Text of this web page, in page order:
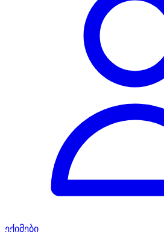
ექიმები